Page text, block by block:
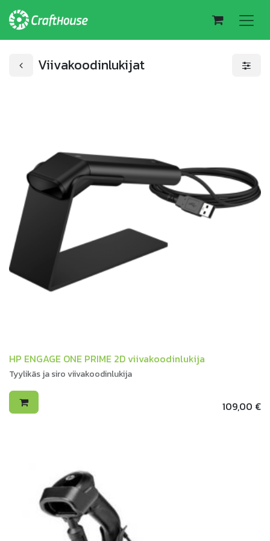
Viivakoodinlukijat
HP ENGAGE ONE PRIME 2D viivakoodinlukija
Tyylikäs ja siro viivakoodinlukija
109,00 €